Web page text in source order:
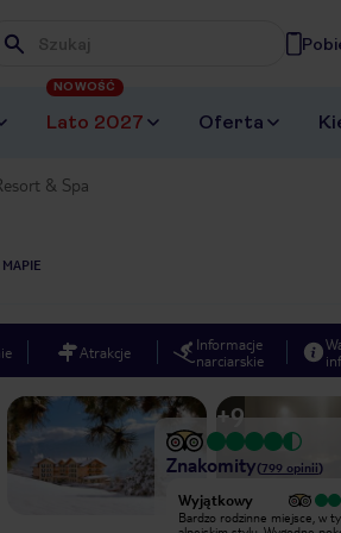
Wpisz frazę, której szukasz
Lato 2027
NOWOŚĆ
Oferta
& Spa
Atrakcje
Informacje
narciarskie
+9
Znakomity(799 opinii)
na stok narciarski.
Wyjątkowy
Bardzo rodzinne miejsce, w